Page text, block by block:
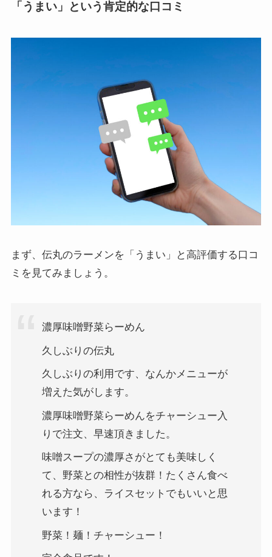
「うまい」という肯定的な口コミ
まず、伝丸のラーメンを「うまい」と高評価する口コ
ミを見てみましょう。
濃厚味噌野菜らーめん
久しぶりの伝丸
久しぶりの利用です、なんかメニューが
増えた気がします。
濃厚味噌野菜らーめんをチャーシュー入
りで注文、早速頂きました。
味噌スープの濃厚さがとても美味しく
て、野菜との相性が抜群！たくさん食べ
れる方なら、ライスセットでもいいと思
います！
野菜！麺！チャーシュー！